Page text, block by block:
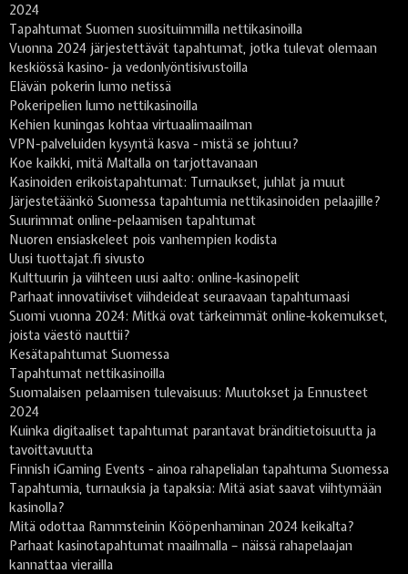
2024
Tapahtumat Suomen suosituimmilla nettikasinoilla
Vuonna 2024 järjestettävät tapahtumat, jotka tulevat olemaan
keskiössä kasino- ja vedonlyöntisivustoilla
Elävän pokerin lumo netissä
Pokeripelien lumo nettikasinoilla
Kehien kuningas kohtaa virtuaalimaailman
VPN-palveluiden kysyntä kasva - mistä se johtuu?
Koe kaikki, mitä Maltalla on tarjottavanaan
Kasinoiden erikoistapahtumat: Turnaukset, juhlat ja muut
Järjestetäänkö Suomessa tapahtumia nettikasinoiden pelaajille?
Suurimmat online-pelaamisen tapahtumat
Nuoren ensiaskeleet pois vanhempien kodista
Uusi tuottajat.fi sivusto
Kulttuurin ja viihteen uusi aalto: online-kasinopelit
Parhaat innovatiiviset viihdeideat seuraavaan tapahtumaasi
Suomi vuonna 2024: Mitkä ovat tärkeimmät online-kokemukset,
joista väestö nauttii?
Kesätapahtumat Suomessa
Tapahtumat nettikasinoilla
Suomalaisen pelaamisen tulevaisuus: Muutokset ja Ennusteet
2024
Kuinka digitaaliset tapahtumat parantavat bränditietoisuutta ja
tavoittavuutta
Finnish iGaming Events - ainoa rahapelialan tapahtuma Suomessa
Tapahtumia, turnauksia ja tapaksia: Mitä asiat saavat viihtymään
kasinolla?
Mitä odottaa Rammsteinin Kööpenhaminan 2024 keikalta?
Parhaat kasinotapahtumat maailmalla – näissä rahapelaajan
kannattaa vierailla